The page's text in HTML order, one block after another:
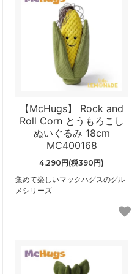
【McHugs】 Rock and
Roll Corn とうもろこし
ぬいぐるみ 18cm
MC400168
4,290円(税390円)
集めて楽しいマックハグスのグル
メシリーズ